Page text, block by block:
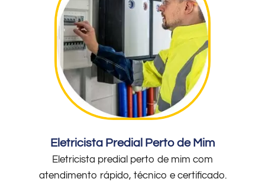
Eletricista Predial Perto de Mim
Eletricista predial perto de mim com
atendimento rápido, técnico e certificado.